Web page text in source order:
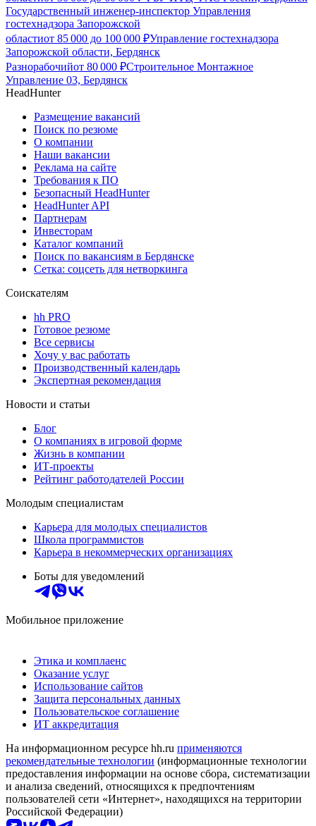
Государственный инженер-инспектор Управления
гостехнадзора Запорожской
областиот 85 000 до 100 000 ₽Управление гостехнадзора
Запорожской области, Бердянск
Разнорабочийот 80 000 ₽Строительное Монтажное
Управление 03, Бердянск
HeadHunter
Размещение вакансий
Поиск по резюме
О компании
Наши вакансии
Реклама на сайте
Требования к ПО
Безопасный HeadHunter
HeadHunter API
Партнерам
Инвесторам
Каталог компаний
Поиск по вакансиям в Бердянске
Сетка: соцсеть для нетворкинга
Соискателям
hh PRO
Готовое резюме
Все сервисы
Хочу у вас работать
Производственный календарь
Экспертная рекомендация
Новости и статьи
Блог
О компаниях в игровой форме
Жизнь в компании
ИТ-проекты
Рейтинг работодателей России
Молодым специалистам
Карьера для молодых специалистов
Школа программистов
Карьера в некоммерческих организациях
Боты для уведомлений
Мобильное приложение
Этика и комплаенс
Оказание услуг
Использование сайтов
Защита персональных данных
Пользовательское соглашение
ИТ аккредитация
На информационном ресурсе hh.ru применяются
рекомендательные технологии (информационные технологии
предоставления информации на основе сбора, систематизации
и анализа сведений, относящихся к предпочтениям
пользователей сети «Интернет», находящихся на территории
Российской Федерации)